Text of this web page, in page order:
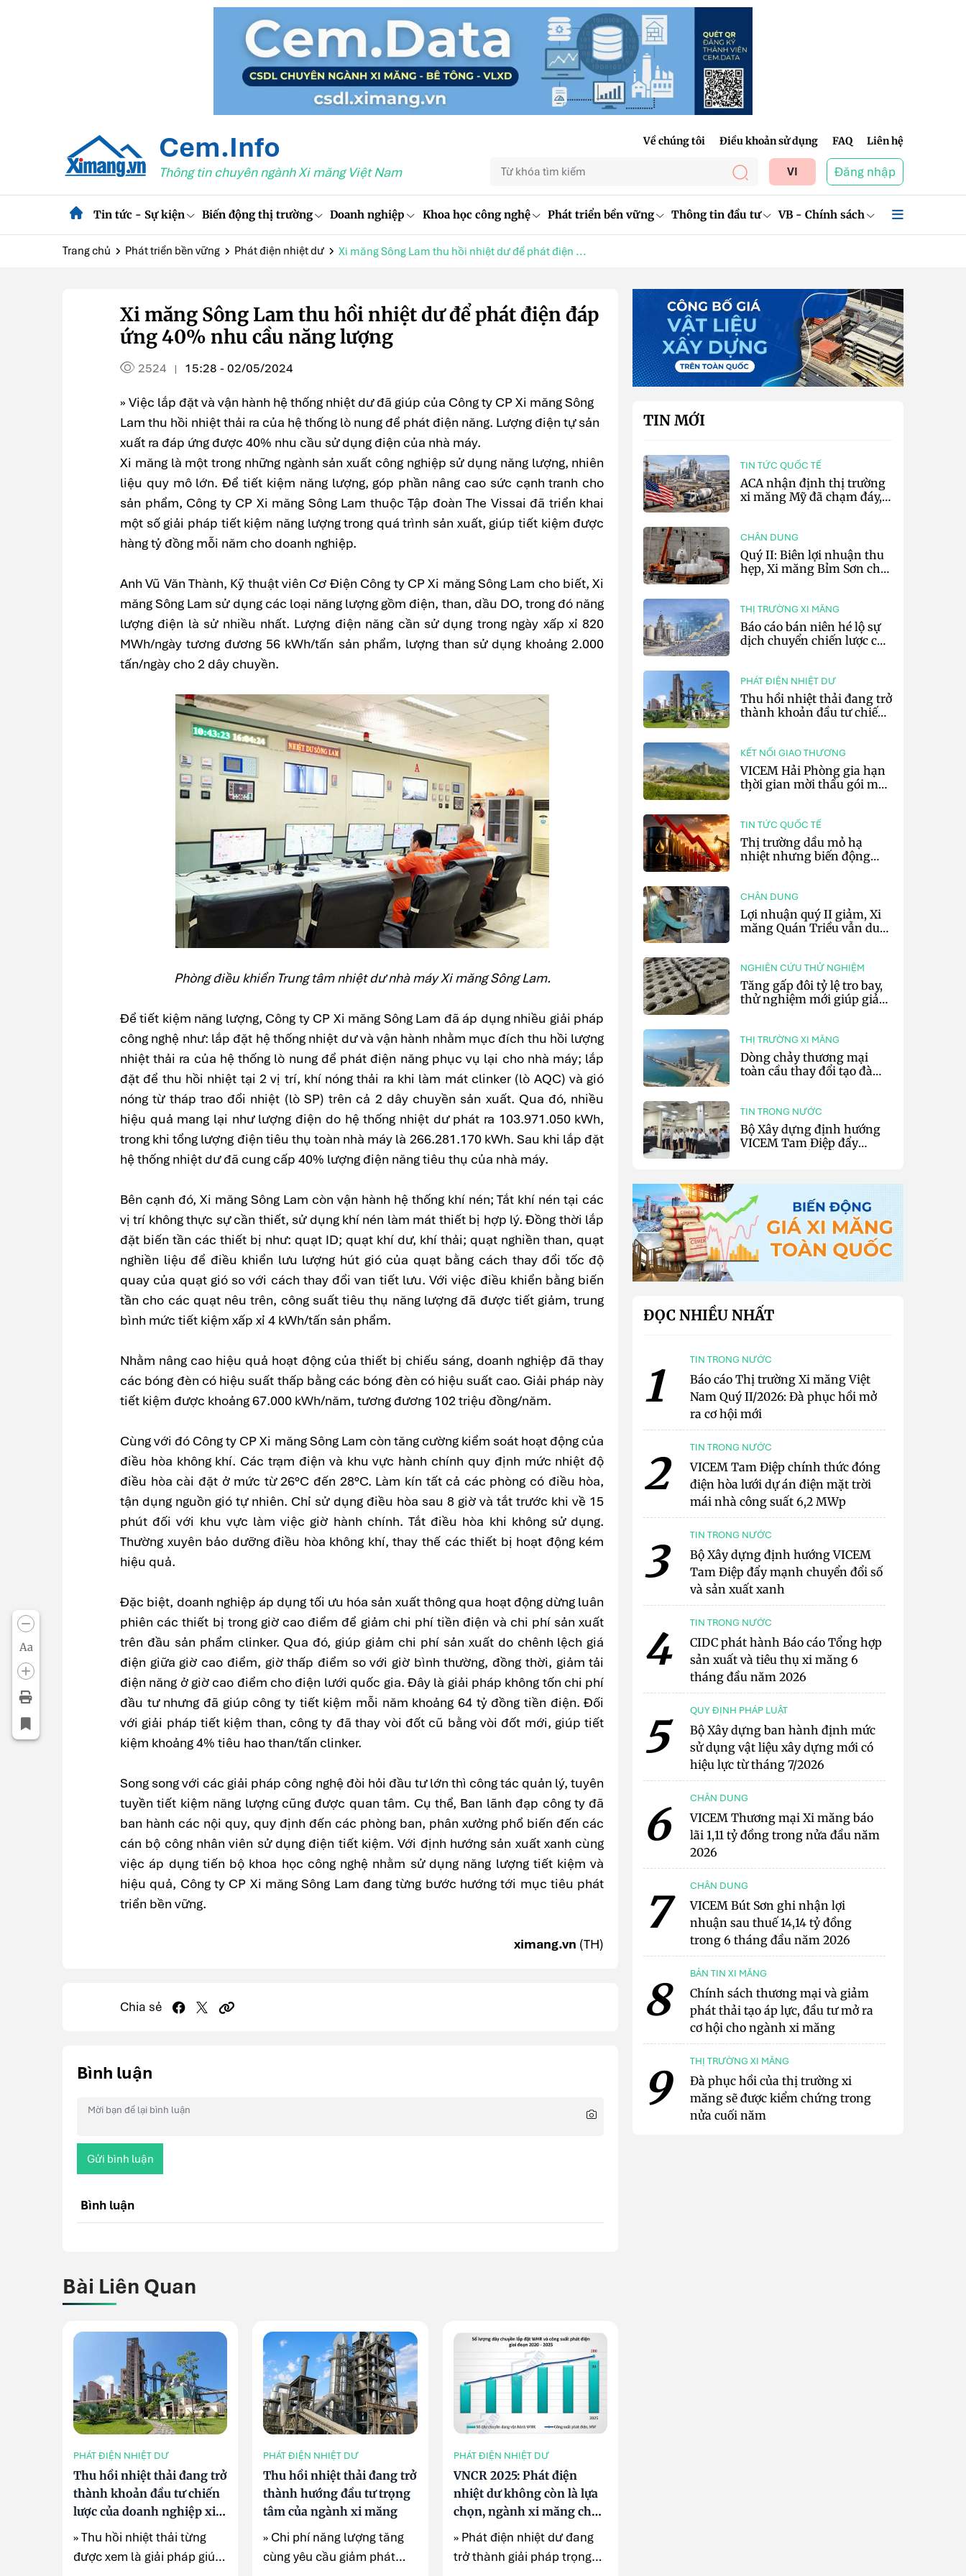
Cem.Info
Thông tin chuyên ngành Xi măng Việt Nam
Về chúng tôi Điều khoản sử dụng FAQ Liên hệ
VI Đăng nhập
Tin tức - Sự kiện Biến động thị trường Doanh nghiệp Khoa học công nghệ Phát triển bền vững Thông tin đầu tư VB - Chính sách
Trang chủ Phát triển bền vững Phát điện nhiệt dư Xi măng Sông Lam thu hồi nhiệt dư để phát điện ...
Aa
Xi măng Sông Lam thu hồi nhiệt dư để phát điện đáp
ứng 40% nhu cầu năng lượng
2524 | 15:28 - 02/05/2024
» Việc lắp đặt và vận hành hệ thống nhiệt dư đã giúp của Công ty CP Xi măng Sông
Lam thu hồi nhiệt thải ra của hệ thống lò nung để phát điện năng. Lượng điện tự sản
xuất ra đáp ứng được 40% nhu cầu sử dụng điện của nhà máy.
Xi măng là một trong những ngành sản xuất công nghiệp sử dụng năng lượng, nhiên
liệu quy mô lớn. Để tiết kiệm năng lượng, góp phần nâng cao sức cạnh tranh cho
sản phẩm, Công ty CP Xi măng Sông Lam thuộc Tập đoàn The Vissai đã triển khai
một số giải pháp tiết kiệm năng lượng trong quá trình sản xuất, giúp tiết kiệm được
hàng tỷ đồng mỗi năm cho doanh nghiệp.
Anh Vũ Văn Thành, Kỹ thuật viên Cơ Điện Công ty CP Xi măng Sông Lam cho biết, Xi
măng Sông Lam sử dụng các loại năng lượng gồm điện, than, dầu DO, trong đó năng
lượng điện là sử nhiều nhất. Lượng điện năng cần sử dụng trong ngày xấp xỉ 820
MWh/ngày tương đương 56 kWh/tấn sản phẩm, lượng than sử dụng khoảng 2.000
tấn/ngày cho 2 dây chuyền.
Phòng điều khiển Trung tâm nhiệt dư nhà máy Xi măng Sông Lam.
Để tiết kiệm năng lượng, Công ty CP Xi măng Sông Lam đã áp dụng nhiều giải pháp
công nghệ như: lắp đặt hệ thống nhiệt dư và vận hành nhằm mục đích thu hồi lượng
nhiệt thải ra của hệ thống lò nung để phát điện năng phục vụ lại cho nhà máy; lắp
đặt để thu hồi nhiệt tại 2 vị trí, khí nóng thải ra khi làm mát clinker (lò AQC) và gió
nóng từ tháp trao đổi nhiệt (lò SP) trên cả 2 dây chuyền sản xuất. Qua đó, nhiều
hiệu quả mang lại như lượng điện do hệ thống nhiệt dư phát ra 103.971.050 kWh,
trong khi tổng lượng điện tiêu thụ toàn nhà máy là 266.281.170 kWh. Sau khi lắp đặt
hệ thống nhiệt dư đã cung cấp 40% lượng điện năng tiêu thụ của nhà máy.
Bên cạnh đó, Xi măng Sông Lam còn vận hành hệ thống khí nén; Tắt khí nén tại các
vị trí không thực sự cần thiết, sử dụng khí nén làm mát thiết bị hợp lý. Đồng thời lắp
đặt biến tần các thiết bị như: quạt ID; quạt khí dư, khí thải; quạt nghiền than, quạt
nghiền liệu để điều khiển lưu lượng hút gió của quạt bằng cách thay đổi tốc độ
quay của quạt gió so với cách thay đổi van tiết lưu. Với việc điều khiển bằng biến
tần cho các quạt nêu trên, công suất tiêu thụ năng lượng đã được tiết giảm, trung
bình mức tiết kiệm xấp xỉ 4 kWh/tấn sản phẩm.
Nhằm nâng cao hiệu quả hoạt động của thiết bị chiếu sáng, doanh nghiệp đã thay
các bóng đèn có hiệu suất thấp bằng các bóng đèn có hiệu suất cao. Giải pháp này
tiết kiệm được khoảng 67.000 kWh/năm, tương đương 102 triệu đồng/năm.
Cùng với đó Công ty CP Xi măng Sông Lam còn tăng cường kiểm soát hoạt động của
điều hòa không khí. Các trạm điện và khu vực hành chính quy định mức nhiệt độ
điều hòa cài đặt ở mức từ 26°C đến 28°C. Làm kín tất cả các phòng có điều hòa,
tận dụng nguồn gió tự nhiên. Chỉ sử dụng điều hòa sau 8 giờ và tắt trước khi về 15
phút đối với khu vực làm việc giờ hành chính. Tắt điều hòa khi không sử dụng.
Thường xuyên bảo dưỡng điều hòa không khí, thay thế các thiết bị hoạt động kém
hiệu quả.
Đặc biệt, doanh nghiệp áp dụng tối ưu hóa sản xuất thông qua hoạt động dừng luân
phiên các thiết bị trong giờ cao điểm để giảm chi phí tiền điện và chi phí sản xuất
trên đầu sản phẩm clinker. Qua đó, giúp giảm chi phí sản xuất do chênh lệch giá
điện giữa giờ cao điểm, giờ thấp điểm so với giờ bình thường, đồng thời, giảm tải
điện năng ở giờ cao điểm cho điện lưới quốc gia. Đây là giải pháp không tốn chi phí
đầu tư nhưng đã giúp công ty tiết kiệm mỗi năm khoảng 64 tỷ đồng tiền điện. Đối
với giải pháp tiết kiệm than, công ty đã thay vòi đốt cũ bằng vòi đốt mới, giúp tiết
kiệm khoảng 4% tiêu hao than/tấn clinker.
Song song với các giải pháp công nghệ đòi hỏi đầu tư lớn thì công tác quản lý, tuyên
tuyền tiết kiệm năng lượng cũng được quan tâm. Cụ thể, Ban lãnh đạp công ty đã
ban hành các nội quy, quy định đến các phòng ban, phân xưởng phổ biến đến các
cán bộ công nhân viên sử dụng điện tiết kiệm. Với định hướng sản xuất xanh cùng
việc áp dụng tiến bộ khoa học công nghệ nhằm sử dụng năng lượng tiết kiệm và
hiệu quả, Công ty CP Xi măng Sông Lam đang từng bước hướng tới mục tiêu phát
triển bền vững.
ximang.vn (TH)
Chia sẻ
Bình luận
Gửi bình luận
Bình luận
Bài Liên Quan
PHÁT ĐIỆN NHIỆT DƯ
Thu hồi nhiệt thải đang trở
thành khoản đầu tư chiến
lược của doanh nghiệp xi
» Thu hồi nhiệt thải từng
được xem là giải pháp giúp
PHÁT ĐIỆN NHIỆT DƯ
Thu hồi nhiệt thải đang trở
thành hướng đầu tư trọng
tâm của ngành xi măng
» Chi phí năng lượng tăng
cùng yêu cầu giảm phát
PHÁT ĐIỆN NHIỆT DƯ
VNCR 2025: Phát điện
nhiệt dư không còn là lựa
chọn, ngành xi măng chạy
đua hoàn thành mục tiêu
» Phát điện nhiệt dư đang
trở thành giải pháp trọng
TIN MỚI
TIN TỨC QUỐC TẾ
ACA nhận định thị trường
xi măng Mỹ đã chạm đáy,
CHÂN DUNG
Quý II: Biên lợi nhuận thu
hẹp, Xi măng Bỉm Sơn chỉ
THỊ TRƯỜNG XI MĂNG
Báo cáo bán niên hé lộ sự
dịch chuyển chiến lược của
PHÁT ĐIỆN NHIỆT DƯ
Thu hồi nhiệt thải đang trở
thành khoản đầu tư chiến
KẾT NỐI GIAO THƯƠNG
VICEM Hải Phòng gia hạn
thời gian mời thầu gói mua
TIN TỨC QUỐC TẾ
Thị trường dầu mỏ hạ
nhiệt nhưng biến động
CHÂN DUNG
Lợi nhuận quý II giảm, Xi
măng Quán Triều vẫn duy
NGHIÊN CỨU THỬ NGHIỆM
Tăng gấp đôi tỷ lệ tro bay,
thử nghiệm mới giúp giảm
THỊ TRƯỜNG XI MĂNG
Dòng chảy thương mại
toàn cầu thay đổi tạo đà
TIN TRONG NƯỚC
Bộ Xây dựng định hướng
VICEM Tam Điệp đẩy
ĐỌC NHIỀU NHẤT
1 TIN TRONG NƯỚC
Báo cáo Thị trường Xi măng Việt
Nam Quý II/2026: Đà phục hồi mở
ra cơ hội mới
2 TIN TRONG NƯỚC
VICEM Tam Điệp chính thức đóng
điện hòa lưới dự án điện mặt trời
mái nhà công suất 6,2 MWp
3 TIN TRONG NƯỚC
Bộ Xây dựng định hướng VICEM
Tam Điệp đẩy mạnh chuyển đổi số
và sản xuất xanh
4 TIN TRONG NƯỚC
CIDC phát hành Báo cáo Tổng hợp
sản xuất và tiêu thụ xi măng 6
tháng đầu năm 2026
5 QUY ĐỊNH PHÁP LUẬT
Bộ Xây dựng ban hành định mức
sử dụng vật liệu xây dựng mới có
hiệu lực từ tháng 7/2026
6 CHÂN DUNG
VICEM Thương mại Xi măng báo
lãi 1,11 tỷ đồng trong nửa đầu năm
2026
7 CHÂN DUNG
VICEM Bút Sơn ghi nhận lợi
nhuận sau thuế 14,14 tỷ đồng
trong 6 tháng đầu năm 2026
8 BẢN TIN XI MĂNG
Chính sách thương mại và giảm
phát thải tạo áp lực, đầu tư mở ra
cơ hội cho ngành xi măng
9 THỊ TRƯỜNG XI MĂNG
Đà phục hồi của thị trường xi
măng sẽ được kiểm chứng trong
nửa cuối năm